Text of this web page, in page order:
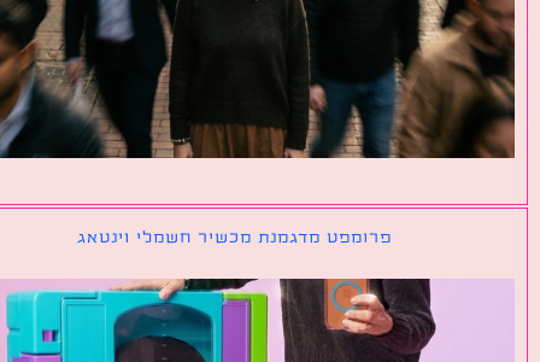
פרומפט מדגמנת מכשיר חשמלי וינטאג